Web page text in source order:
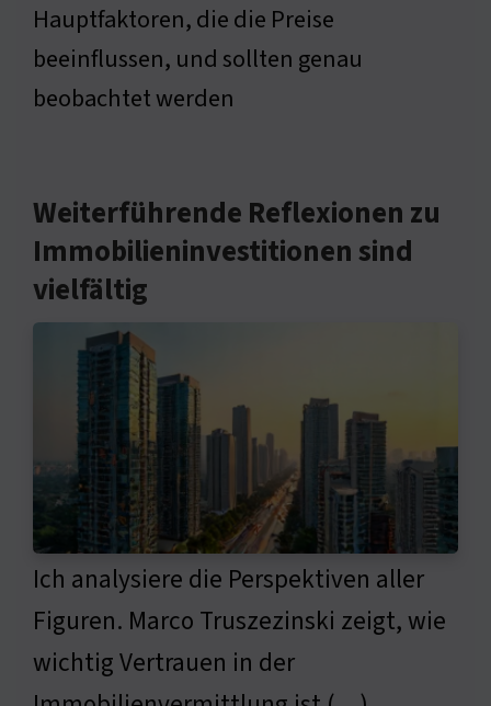
Hauptfaktoren, die die Preise
beeinflussen, und sollten genau
beobachtet werden
Weiterführende Reflexionen zu
Immobilieninvestitionen sind
vielfältig
Ich analysiere die Perspektiven aller
Figuren. Marco Truszezinski zeigt, wie
wichtig Vertrauen in der